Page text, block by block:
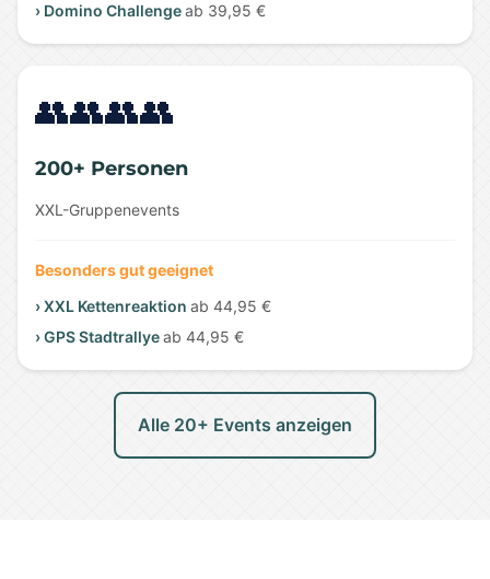
› Domino Challengeab 39,95 €
👥👥👥👥
200+ Personen
XXL-Gruppenevents
Besonders gut geeignet
› XXL Kettenreaktion ab 44,95 €
› GPS Stadtrallyeab 44,95 €
Alle 20+ Events anzeigen